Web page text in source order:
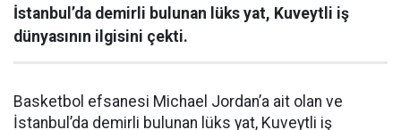
İstanbul’da demirli bulunan lüks yat, Kuveytli iş
dünyasının ilgisini çekti.
Basketbol efsanesi Michael Jordan’a ait olan ve
İstanbul’da demirli bulunan lüks yat, Kuveytli iş